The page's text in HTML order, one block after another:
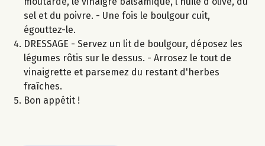
sel et du poivre. - Une fois le boulgour cuit,
égouttez-le.
DRESSAGE - Servez un lit de boulgour, déposez les
légumes rôtis sur le dessus. - Arrosez le tout de
vinaigrette et parsemez du restant d'herbes
fraîches.
Bon appétit !